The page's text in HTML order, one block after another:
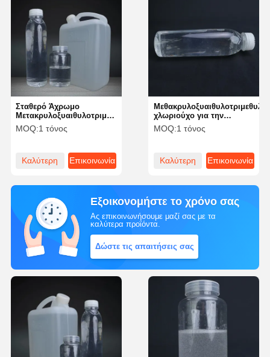
Σταθερό Άχρωμο
Μετακρυλοξυαιθυλοτριμεθυλοαμμωνικό
χλωρίδιο Matc Κατάσταση
αποθήκευσης 6 μήνες
MOQ:1 τόνος
Καλύτερη
Επικοινωνία
χλωριούχο για την
επεξεργασία λυμάτων και
δέρματος
MOQ:1 τόνος
Καλύτερη
Επικοινωνία
Εξοικονομήστε το χρόνο σας
Ας επικοινωνήσουμε μαζί σας με τα
καλύτερα προϊόντα.
Δώστε τις απαιτήσεις σας